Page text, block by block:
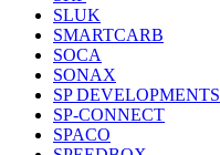
SLUK
SMARTCARB
SOCA
SONAX
SP DEVELOPMENTS
SP-CONNECT
SPACO